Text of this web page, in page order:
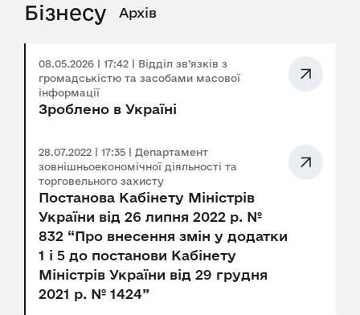
Бізнесу Архів
08.05.2026 | 17:42 | Відділ зв’язків з
громадськістю та засобами масової
інформації
Зроблено в Україні
28.07.2022 | 17:35 | Департамент
зовнішньоекономічної діяльності та
торговельного захисту
Постанова Кабінету Міністрів
України від 26 липня 2022 р. №
832 “Про внесення змін у додатки
1 і 5 до постанови Кабінету
Міністрів України від 29 грудня
2021 р. № 1424”